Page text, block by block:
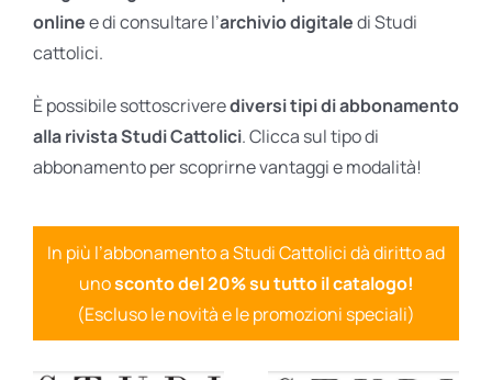
Ares Gift Card
onlinee di consultare l’archivio digitaledi Studi
cattolici.
È possibile sottoscriverediversi tipi di abbonamento
alla rivista Studi Cattolici. Clicca sul tipo di
abbonamento per scoprirne vantaggi e modalità!
In più l’abbonamento a Studi Cattolici dà diritto ad
unosconto del 20% su tutto il catalogo!
(Escluso le novità e le promozioni speciali)